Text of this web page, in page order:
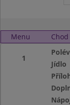
Menu Chod
1
Jídlo